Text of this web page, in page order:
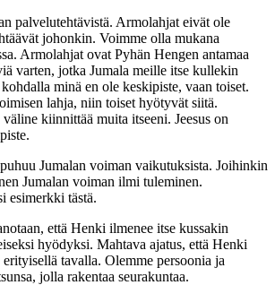
palvelutehtävistä. Armolahjat eivät ole
johonkin. Voimme olla mukana
Armolahjat ovat Pyhän Hengen antamaa
varten, jotka Jumala meille itse kullekin
minä en ole keskipiste, vaan toiset.
lahja, niin toiset hyötyvät siitä.
kiinnittää muita itseeni. Jeesus on
Jumalan voiman vaikutuksista. Joihinkin
Jumalan voiman ilmi tuleminen.
esimerkki tästä.
että Henki ilmenee itse kussakin
hyödyksi. Mahtava ajatus, että Henki
tavalla. Olemme persoonia ja
jolla rakentaa seurakuntaa.